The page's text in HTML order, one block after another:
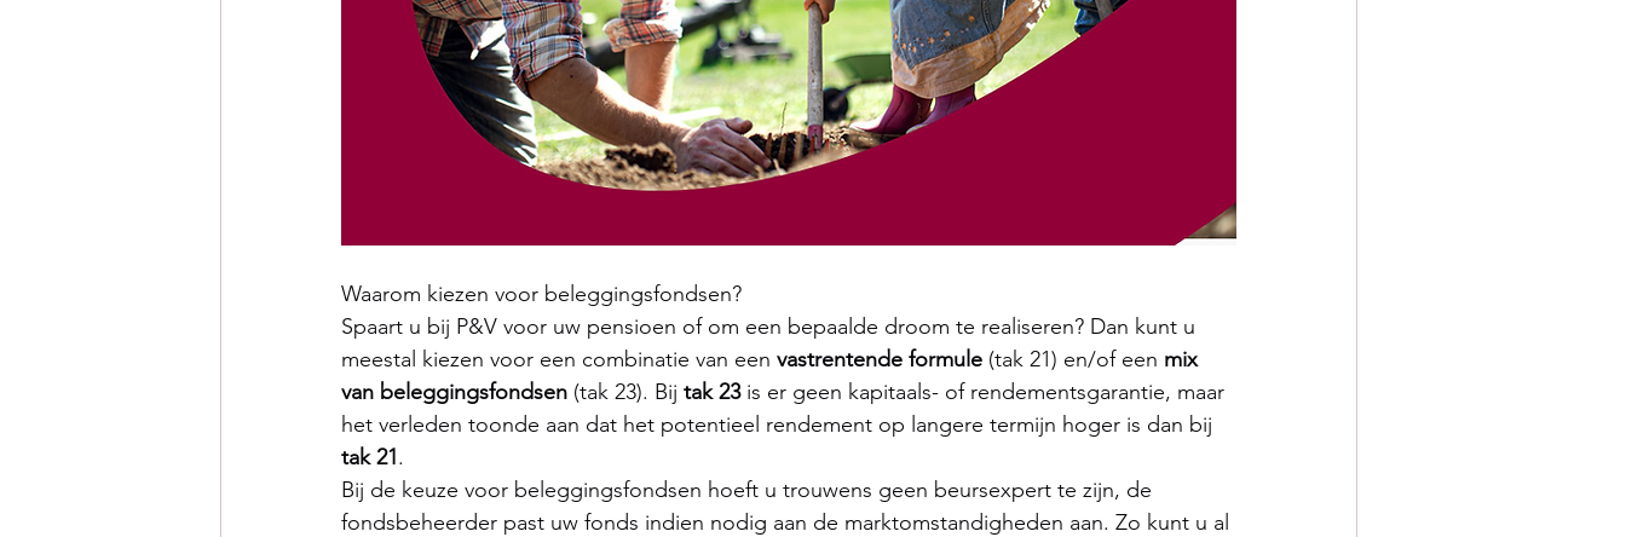
Waarom kiezen voor beleggingsfondsen?
Spaart u bij P&V voor uw pensioen of om een bepaalde droom te realiseren? Dan kunt u
meestal kiezen voor een combinatie van een vastrentende formule (tak 21) en/of een mix
van beleggingsfondsen (tak 23). Bij tak 23 is er geen kapitaals- of rendementsgarantie, maar
het verleden toonde aan dat het potentieel rendement op langere termijn hoger is dan bij
tak 21.
Bij de keuze voor beleggingsfondsen hoeft u trouwens geen beursexpert te zijn, de
fondsbeheerder past uw fonds indien nodig aan de marktomstandigheden aan. Zo kunt u al